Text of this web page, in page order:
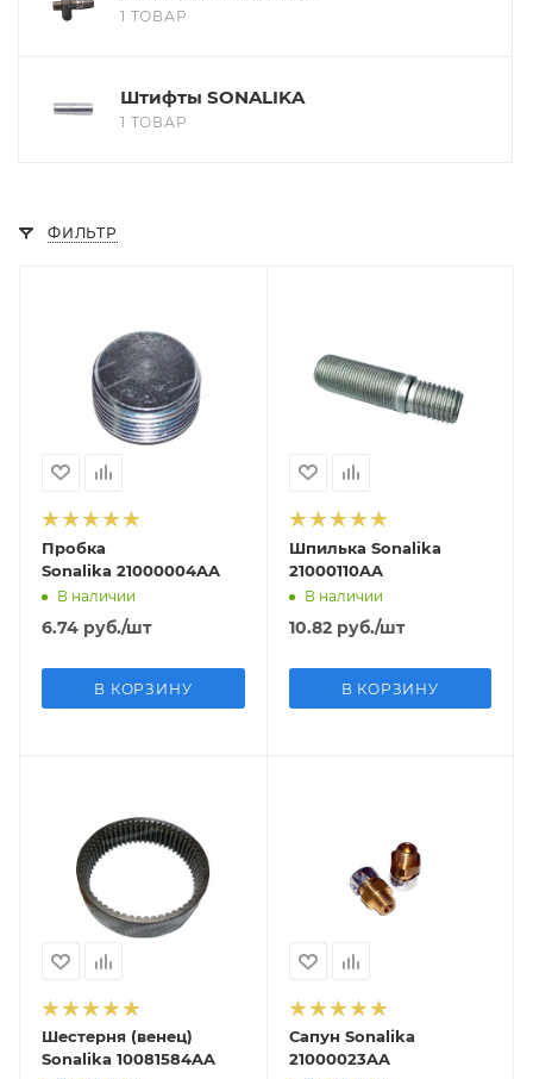
1 ТОВАР
Штифты SONALIKA
1 ТОВАР
ФИЛЬТР
Пробка
Sonalika 21000004AA
В наличии
6.74 руб./шт
В КОРЗИНУ
Шпилька Sonalika
21000110AA
В наличии
10.82руб./шт
В КОРЗИНУ
Шестерня (венец)
Sonalika 10081584AA
Сапун Sonalika
21000023AA